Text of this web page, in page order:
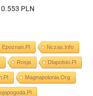
0.553 PLN
Epoznan.pl Nczas.info
Rosja Dlapolski.pl
Magnapolonia.org